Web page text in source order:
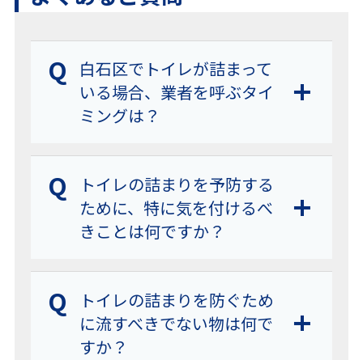
Q
白石区でトイレが詰まって
いる場合、業者を呼ぶタイ
ミングは？
Q
トイレの詰まりを予防する
ために、特に気を付けるべ
きことは何ですか？
Q
トイレの詰まりを防ぐため
に流すべきでない物は何で
すか？